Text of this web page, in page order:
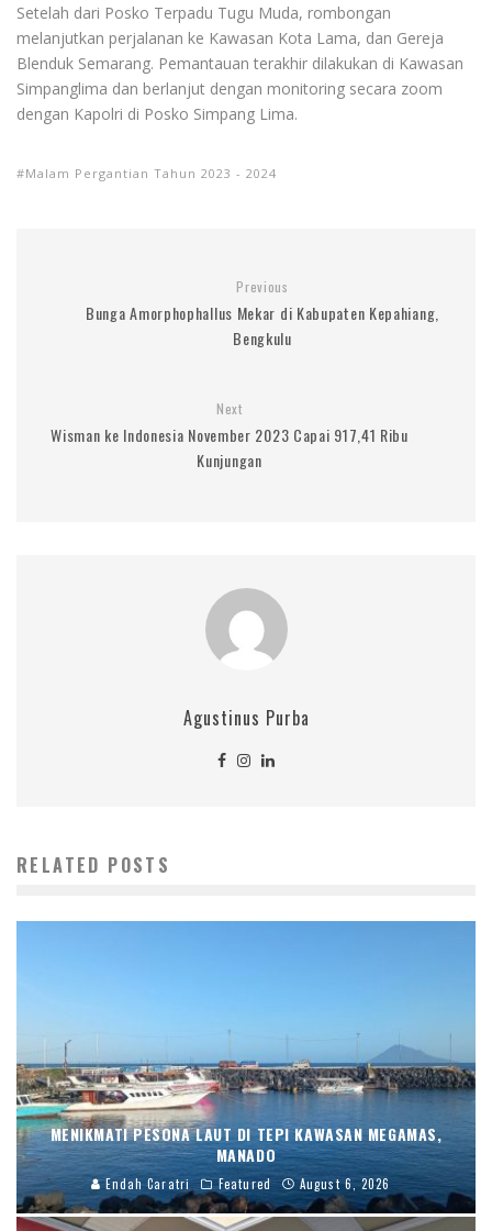
Setelah dari Posko Terpadu Tugu Muda, rombongan
melanjutkan perjalanan ke Kawasan Kota Lama, dan Gereja
Blenduk Semarang. Pemantauan terakhir dilakukan di Kawasan
Simpanglima dan berlanjut dengan monitoring secara zoom
dengan Kapolri di Posko Simpang Lima.
Malam Pergantian Tahun 2023 - 2024
Previous
Bunga Amorphophallus Mekar di Kabupaten Kepahiang,
Bengkulu
Next
Wisman ke Indonesia November 2023 Capai 917,41 Ribu
Kunjungan
Agustinus Purba
RELATED POSTS
MENIKMATI PESONA LAUT DI TEPI KAWASAN MEGAMAS,
MANADO
Endah Caratri Featured August 6, 2026